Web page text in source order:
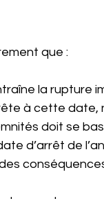
que :
la rupture
à cette date,
doit se
d’arrêt de